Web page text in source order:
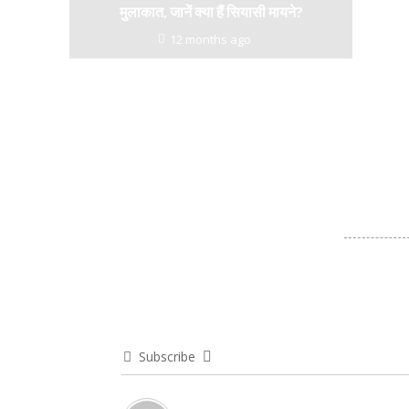
मुलाकात, जानें क्या हैं सियासी मायने?
12 months ago
Subscribe